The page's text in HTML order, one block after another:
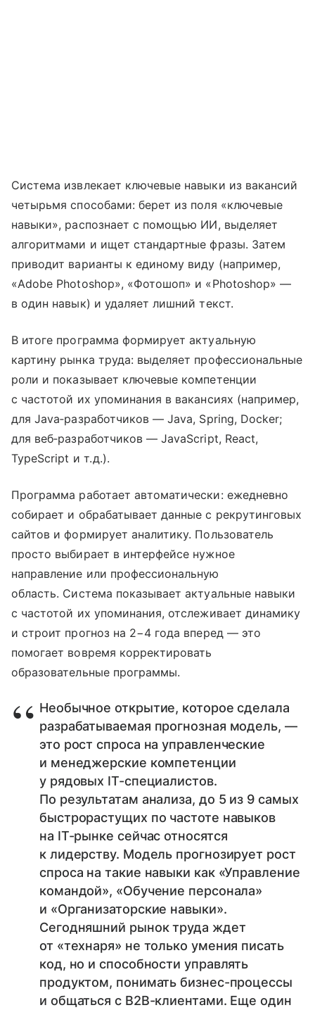
Система извлекает ключевые навыки из вакансий
четырьмя способами: берет из поля «ключевые
навыки», распознает с помощью ИИ, выделяет
алгоритмами и ищет стандартные фразы. Затем
приводит варианты к единому виду (например,
«Adobe Photoshop», «Фотошоп» и «Photoshop» —
в один навык) и удаляет лишний текст.
В итоге программа формирует актуальную
картину рынка труда: выделяет профессиональные
роли и показывает ключевые компетенции
с частотой их упоминания в вакансиях (например,
для Java‑разработчиков — Java, Spring, Docker;
для веб‑разработчиков — JavaScript, React,
TypeScript и т. д.).
Программа работает автоматически: ежедневно
собирает и обрабатывает данные с рекрутинговых
сайтов и формирует аналитику. Пользователь
просто выбирает в интерфейсе нужное
направление или профессиональную
область. Система показывает актуальные навыки
с частотой их упоминания, отслеживает динамику
и строит прогноз на 2−4 года вперед — это
помогает вовремя корректировать
образовательные программы.
Необычное открытие, которое сделала
разрабатываемая прогнозная модель, —
это рост спроса на управленческие
и менеджерские компетенции
у рядовых IT-специалистов.
По результатам анализа, до 5 из 9 самых
быстрорастущих по частоте навыков
на IT-рынке сейчас относятся
к лидерству. Модель прогнозирует рост
спроса на такие навыки как «Управление
командой», «Обучение персонала»
и «Организаторские навыки».
Сегодняшний рынок труда ждет
от «технаря» не только умения писать
код, но и способности управлять
продуктом, понимать бизнес-процессы
и общаться с B2B-клиентами. Еще один